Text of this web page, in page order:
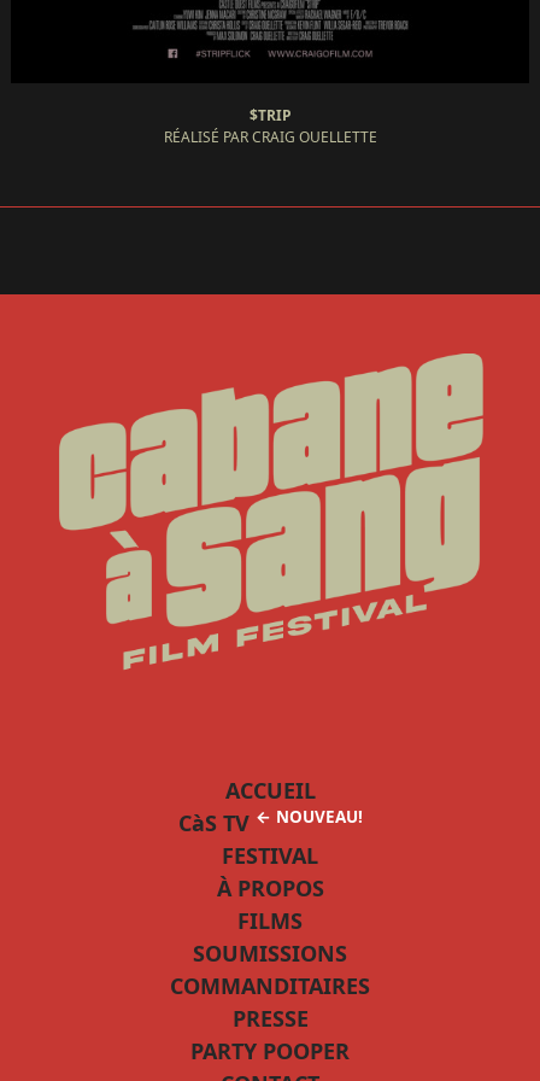
$TRIP
RÉALISÉ PAR CRAIG OUELLETTE
ACCUEIL
CàS TV ← NOUVEAU!
FESTIVAL
À PROPOS
FILMS
SOUMISSIONS
COMMANDITAIRES
PRESSE
PARTY POOPER